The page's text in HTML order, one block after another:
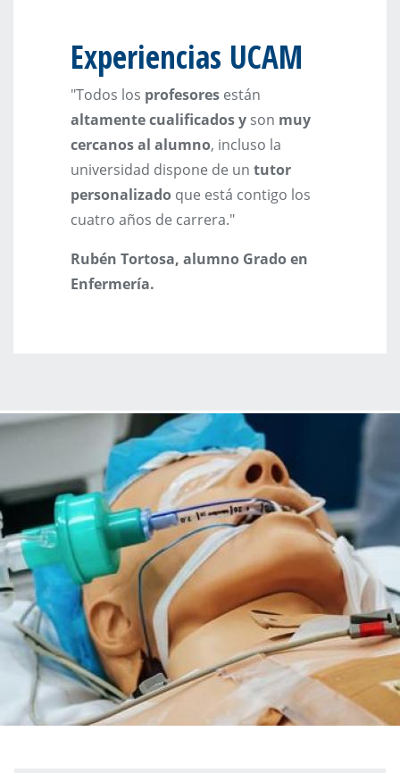
Experiencias UCAM
"Todos los profesores están
altamente cualificados y son muy
cercanos al alumno, incluso la
universidad dispone de un tutor
personalizado que está contigo los
cuatro años de carrera."
Rubén Tortosa, alumno Grado en
Enfermería.